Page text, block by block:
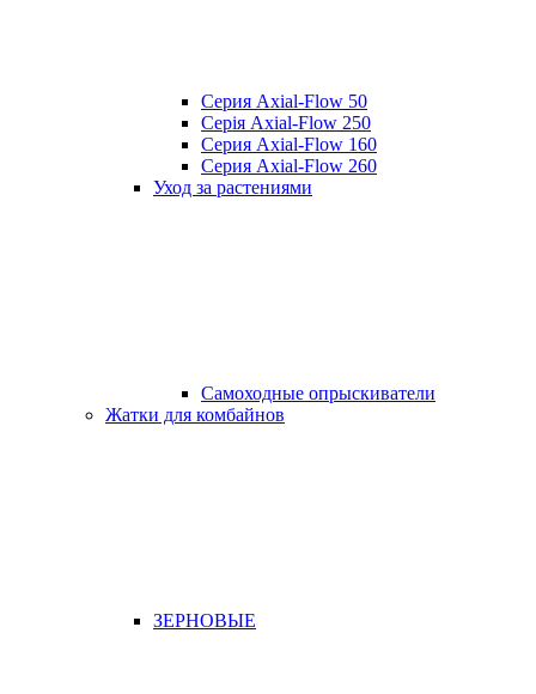
Серия Axial-Flow 50
Серія Axial-Flow 250
Серия Axial-Flow 160
Серия Axial-Flow 260
Уход за растениями
Самоходные опрыскиватели
Жатки для комбайнов
ЗЕРНОВЫЕ